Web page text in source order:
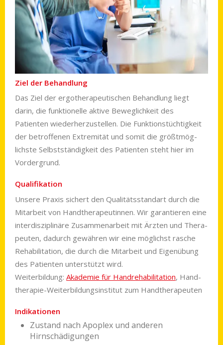
Ziel der Behandlung
Das Ziel der ergo­therapeu­tischen Behand­lung liegt
darin, die funk­tio­nelle aktive Beweg­lich­keit des
Patienten wieder­her­zu­stel­len. Die Funk­tions­tüchtig­keit
der betrof­fenen Extre­mität und somit die größt­mög­
lichste Selbst­ständig­keit des Patien­ten steht hier im
Vordergrund.
Qualifikation
Unsere Praxis sichert den Qualitäts­standart durch die
Mit­arbeit von Hand­thera­peutinnen. Wir garan­tieren eine
inter­diszi­plinäre Zusammen­arbeit mit Ärzten und Thera­
peu­ten, dadurch gewähren wir eine möglichst rasche
Reha­bi­li­tation, die durch die Mit­arbeit und Eigen­übung
des Patien­ten unterstützt wird.
Weiterbildung: Akademie für Hand­reha­bi­li­ta­tion, Hand­
therapie-Weiter­bildungs­insti­tut zum Hand­therapeuten
Indikationen
Zustand nach Apoplex und anderen
Hirnschädigungen